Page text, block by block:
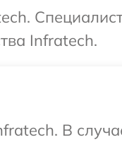
Infratech.
В